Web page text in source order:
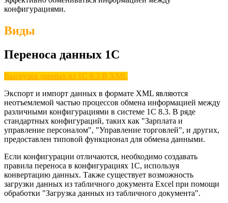
конфигурациями.
Виды
Переноса данных 1С
Выгрузка данных из 1С 8.3 В XML
Экспорт и импорт данных в формате XML являются
неотъемлемой частью процессов обмена информацией между
различными конфигурациями в системе 1С 8.3. В ряде
стандартных конфигураций, таких как "Зарплата и
управление персоналом", "Управление торговлей", и других,
предоставлен типовой функционал для обмена данными.
Если конфигурации отличаются, необходимо создавать
правила переноса в конфигурациях 1С, используя
конвертацию данных. Также существует возможность
загрузки данных из табличного документа Excel при помощи
обработки "Загрузка данных из табличного документа".